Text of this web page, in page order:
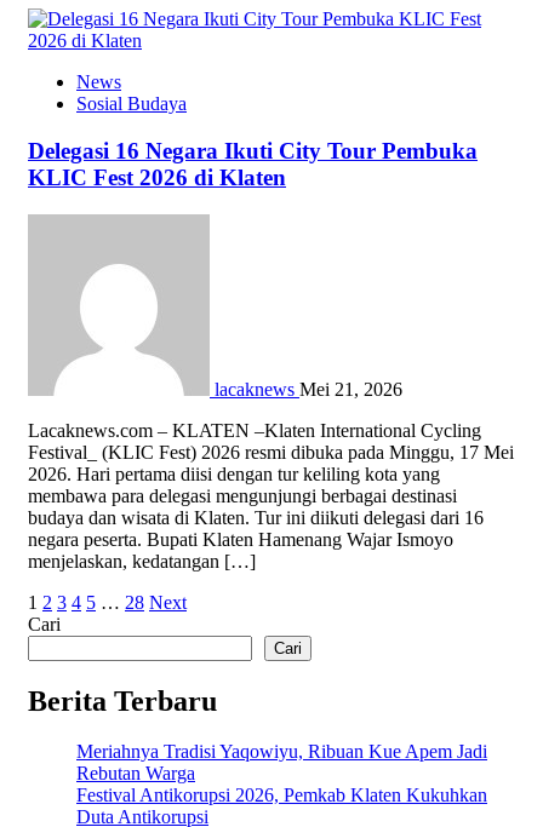
News
Sosial Budaya
Delegasi 16 Negara Ikuti City Tour Pembuka
KLIC Fest 2026 di Klaten
lacaknews Mei 21, 2026
Lacaknews.com – KLATEN –Klaten International Cycling
Festival_ (KLIC Fest) 2026 resmi dibuka pada Minggu, 17 Mei
2026. Hari pertama diisi dengan tur keliling kota yang
membawa para delegasi mengunjungi berbagai destinasi
budaya dan wisata di Klaten. Tur ini diikuti delegasi dari 16
negara peserta. Bupati Klaten Hamenang Wajar Ismoyo
menjelaskan, kedatangan […]
Paginasi
pos
1 2 3 4 5 … 28 Next
Cari
Cari
Berita Terbaru
Meriahnya Tradisi Yaqowiyu, Ribuan Kue Apem Jadi
Rebutan Warga
Festival Antikorupsi 2026, Pemkab Klaten Kukuhkan
Duta Antikorupsi